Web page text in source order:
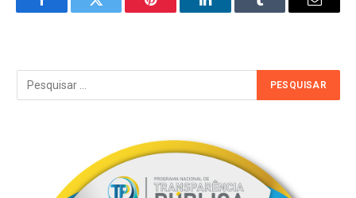
FacebookTwitter Pinterest LinkedInTumblr Email